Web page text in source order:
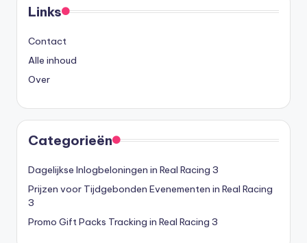
Links
Contact
Alle inhoud
Over
Categorieën
Dagelijkse Inlogbeloningen in Real Racing 3
Prijzen voor Tijdgebonden Evenementen in Real Racing
3
Promo Gift Packs Tracking in Real Racing 3